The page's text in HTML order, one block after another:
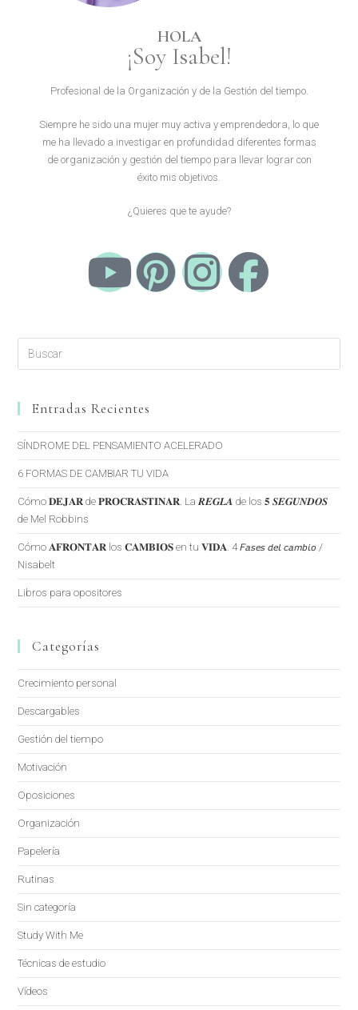
HOLA
¡Soy Isabel!
Profesional de la Organización y de la Gestión del tiempo.
Siempre he sido una mujer muy activa y emprendedora, lo que
me ha llevado a investigar en profundidad diferentes formas
de organización y gestión del tiempo para llevar lograr con
éxito mis objetivos.
¿Quieres que te ayude?
Entradas Recientes
SÍNDROME DEL PENSAMIENTO ACELERADO
6 FORMAS DE CAMBIAR TU VIDA
Cómo 𝐃𝐄𝐉𝐀𝐑 de 𝐏𝐑𝐎𝐂𝐑𝐀𝐒𝐓𝐈𝐍𝐀𝐑. La 𝑹𝑬𝑮𝑳𝑨 de los 𝟓 𝑺𝑬𝑮𝑼𝑵𝑫𝑶𝑺
de Mel Robbins
Cómo 𝐀𝐅𝐑𝐎𝐍𝐓𝐀𝐑 los 𝐂𝐀𝐌𝐁𝐈𝐎𝐒 en tu 𝐕𝐈𝐃𝐀. 4 𝘍𝘢𝘴𝘦𝘴 𝘥𝘦𝘭 𝘤𝘢𝘮𝘣𝘪𝘰 /
Nisabelt
Libros para opositores
Categorías
Crecimiento personal
Descargables
Gestión del tiempo
Motivación
Oposiciones
Organización
Papelería
Rutinas
Sin categoría
Study With Me
Técnicas de estudio
Vídeos